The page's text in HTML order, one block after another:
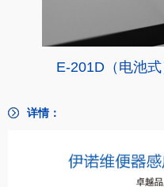
E-201D（电池式
详情：